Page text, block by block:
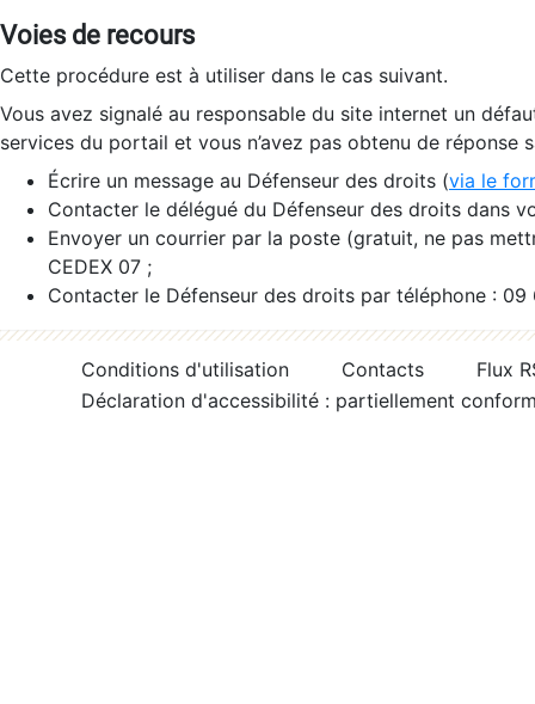
Voies de recours
Cette procédure est à utiliser dans le cas suivant.
Vous avez signalé au responsable du site internet un
services du portail et vous n’avez pas obtenu de réponse
Écrire un message au Défenseur des droits (via le
Contacter le délégué du Défenseur des droits dans
Envoyer un courrier par la poste (gratuit, ne pas
CEDEX 07 ;
Contacter le Défenseur des droits par téléphone :
Conditions d'utilisation Contacts
Flux
Déclaration d'accessibilité : partiellement